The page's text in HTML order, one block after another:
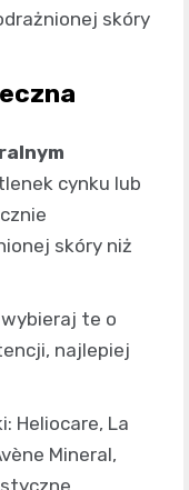
skóry
cynku lub
skóry niż
wybieraj te o
najlepiej
Heliocare, La
Mineral,